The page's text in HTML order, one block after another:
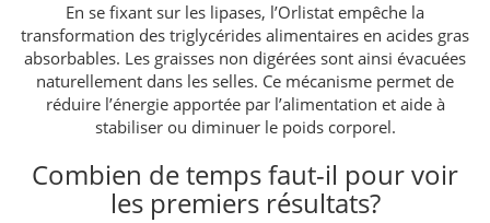
En se fixant sur les lipases, l’Orlistat empêche la
transformation des triglycérides alimentaires en acides gras
absorbables. Les graisses non digérées sont ainsi évacuées
naturellement dans les selles. Ce mécanisme permet de
réduire l’énergie apportée par l’alimentation et aide à
stabiliser ou diminuer le poids corporel.
Combien de temps faut-il pour voir
les premiers résultats?